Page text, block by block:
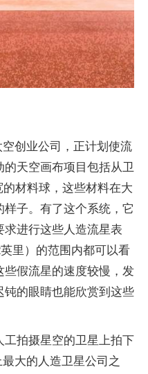
创业公司，正计划使流
天空画布项目包括从卫
材料球，这些材料在大
子。有了这个系统，它
进行这些人造流星表
里）的范围内都可以看
假流星的速度较慢，发
的眼睛也能欣赏到这些
工拍摄星空的卫星上拍下
大的人造卫星公司之